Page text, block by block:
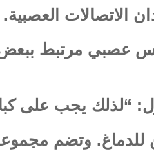
الاتصالات
عصبي مرتبط ببعض
“لذلك يجب على
للدماغ. وتضم